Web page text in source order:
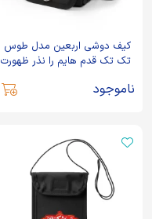
کیف دوشی اربعین مدل طوس
تک تک قدم هایم را نذر ظهورت
ناموجود